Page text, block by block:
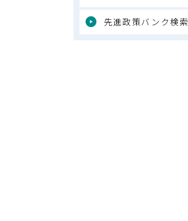
先進政策バンク検索